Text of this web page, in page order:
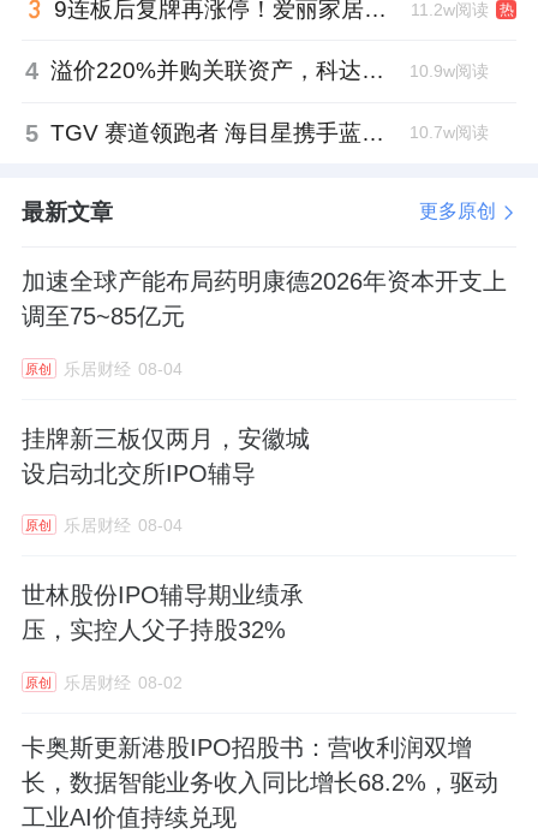
9连板后复牌再涨停！爱丽家居市盈率318倍，跨界收购案尚未落地 11.2w阅读 热
4 溢价220%并购关联资产，科达制造近75亿元重组被否 10.9w阅读
5 TGV 赛道领跑者 海目星携手蓝思科技掘金先进封装 10.7w阅读
最新文章 更多原创
加速全球产能布局药明康德2026年资本开支上
调至75~85亿元
原创 乐居财经 08-04
挂牌新三板仅两月，安徽城
设启动北交所IPO辅导
原创 乐居财经 08-04
世林股份IPO辅导期业绩承
压，实控人父子持股32%
原创 乐居财经 08-02
卡奥斯更新港股IPO招股书：营收利润双增
长，数据智能业务收入同比增长68.2%，驱动
工业AI价值持续兑现